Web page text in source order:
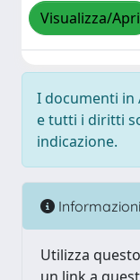
Visualizza/Apri
I documenti in
e tutti i diritti
indicazione.
Informazioni
Utilizza